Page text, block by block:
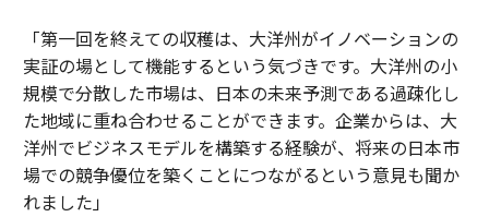
「第一回を終えての収穫は、大洋州がイノベーションの
実証の場として機能するという気づきです。大洋州の小
規模で分散した市場は、日本の未来予測である過疎化し
た地域に重ね合わせることができます。企業からは、大
洋州でビジネスモデルを構築する経験が、将来の日本市
場での競争優位を築くことにつながるという意見も聞か
れました」